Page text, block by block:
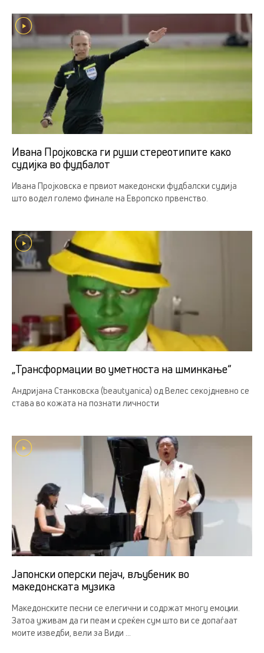
Ивана Пројковска ги руши стереотипите како
судијка во фудбалот
Ивана Пројковска е првиот македонски фудбалски судија
што водел големо финале на Европско првенство.
„Трансформации во уметноста на шминкање“
Андријана Станковска (beautyanica) од Велес секојдневно се
става во кожата на познати личности
Јапонски оперски пејач, вљубеник во
македонската музика
Македонските песни се елегични и содржат многу емоции.
Затоа уживам да ги пеам и среќен сум што ви се допаѓаат
моите изведби, вели за Види ...